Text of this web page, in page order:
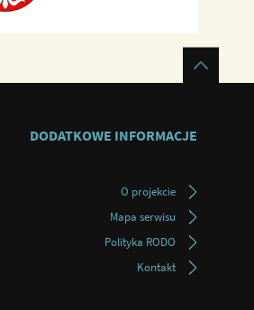
DODATKOWE INFORMACJE
O projekcie
Mapa serwisu
Polityka RODO
Kontakt